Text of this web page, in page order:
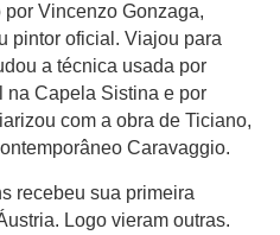
Vincenzo Gonzaga,
pintor oficial. Viajou para
a técnica usada por
na Capela Sistina e por
com a obra de Ticiano,
Caravaggio.
recebeu sua primeira
Logo vieram outras.